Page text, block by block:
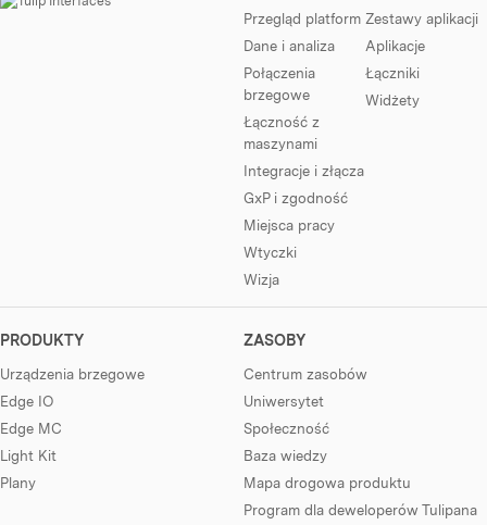
Przegląd platform
Dane i analiza
Połączenia
brzegowe
Łączność z
maszynami
Integracje i złącza
GxP i zgodność
Miejsca pracy
Wtyczki
Wizja
Zestawy aplikacji
Aplikacje
Łączniki
Widżety
PRODUKTY
Urządzenia brzegowe
Edge IO
Edge MC
Light Kit
Plany
ZASOBY
Centrum zasobów
Uniwersytet
Społeczność
Baza wiedzy
Mapa drogowa produktu
Program dla deweloperów Tulipana